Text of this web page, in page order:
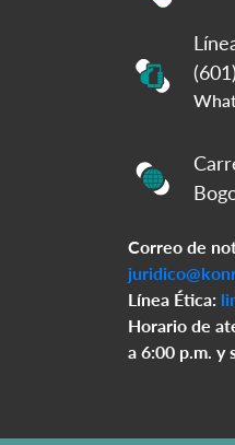
Correo de
Línea Ética:
Horario de
a 6:00 p.m. y